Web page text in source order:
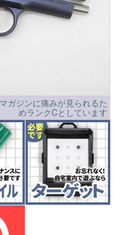
ガジンに痛みが見られるた
めランクCとしています